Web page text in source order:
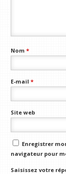
Nom*
E-mail*
Site web
Enregistrer
navigateur pour
Saisissez votre